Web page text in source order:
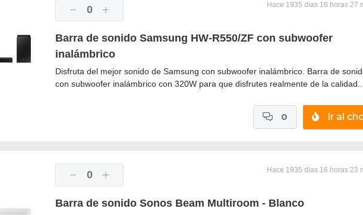
0 Hace 1935 dias 16 horas 27
Barra de sonido Samsung HW-R550/ZF con subwoofer
inalámbrico
Disfruta del mejor sonido de Samsung con subwoofer inalámbrico. Barra de
con subwoofer inalámbrico con 320W para que disfrutes realmente de la calidad...
Ir al
0
0 Hace 1935 dias 16 horas 23
Barra de sonido Sonos Beam Multiroom - Blanco